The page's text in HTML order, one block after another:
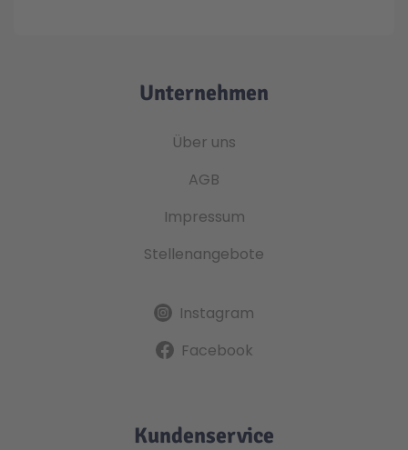
Unternehmen
Über uns
AGB
Impressum
Stellenangebote
Instagram
Facebook
Kundenservice